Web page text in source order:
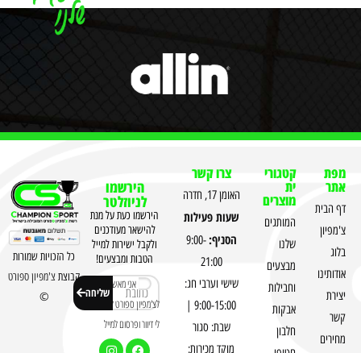
מפת
אתר
דף הבית
צ'מפיון
בלוג
אודותינו
יצירת
קשר
מחירים
קטגורי
ית
מוצרים
המותגים
שלנו
מבצעים
וחבילות
אבקות
חלבון
צרו קשר
האומן 17, חדרה
שעות פעילות
הסניף:9:00-
21:00
שישי וערבי חג:
9:00-15:00 |
שבת: סגור
מוקד מכירות:
הירשמו
לניוזלטר
הירשמו כעת על מנת
להישאר מעודכנים
ולקבל ישירות למייל
הטבות ומבצעים!
אני מאשר
לצ'מפיון ספורט לשלוח
לי דיוור ופרסום למייל
שליחה
כל הזכויות שמורות
קבוצתצ'מפיון ספורט
©